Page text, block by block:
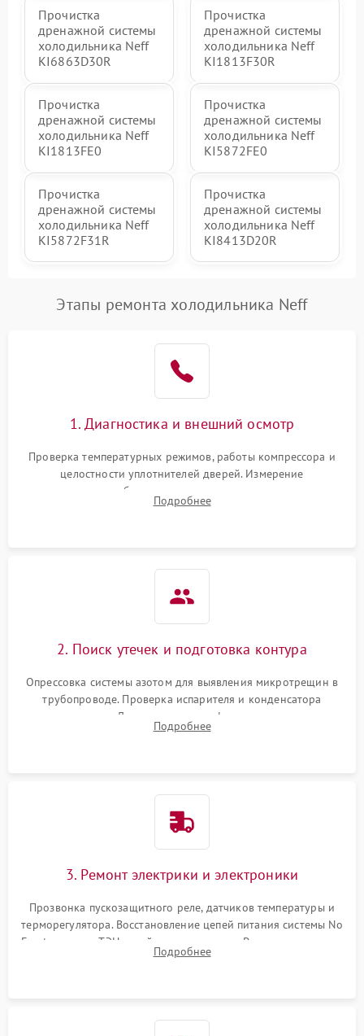
Прочистка
дренажной системы
холодильника Neff
KI6863D30R
Прочистка
дренажной системы
холодильника Neff
KI1813F30R
Прочистка
дренажной системы
холодильника Neff
KI1813FE0
Прочистка
дренажной системы
холодильника Neff
KI5872FE0
Прочистка
дренажной системы
холодильника Neff
KI5872F31R
Прочистка
дренажной системы
холодильника Neff
KI8413D20R
Этапы ремонта холодильника Neff
1. Диагностика и внешний осмотр
Проверка температурных режимов, работы компрессора и
целостности уплотнителей дверей. Измерение
сопротивления обмоток мотора, проверка термостата и
считывание кодов ошибок с электронного дисплея.
Подробнее
2. Поиск утечек и подготовка контура
Опрессовка системы азотом для выявления микротрещин в
трубопроводе. Проверка испарителя и конденсатора
течеискателем. Демонтаж старого фильтра-осушителя и
продувка капиллярной трубки для устранения засоров.
Подробнее
3. Ремонт электрики и электроники
Прозвонка пускозащитного реле, датчиков температуры и
терморегулятора. Восстановление цепей питания системы No
Frost, включая ТЭН оттайки и вентилятор. Ремонт или замена
платы управления при сбоях алгоритмов.
Подробнее